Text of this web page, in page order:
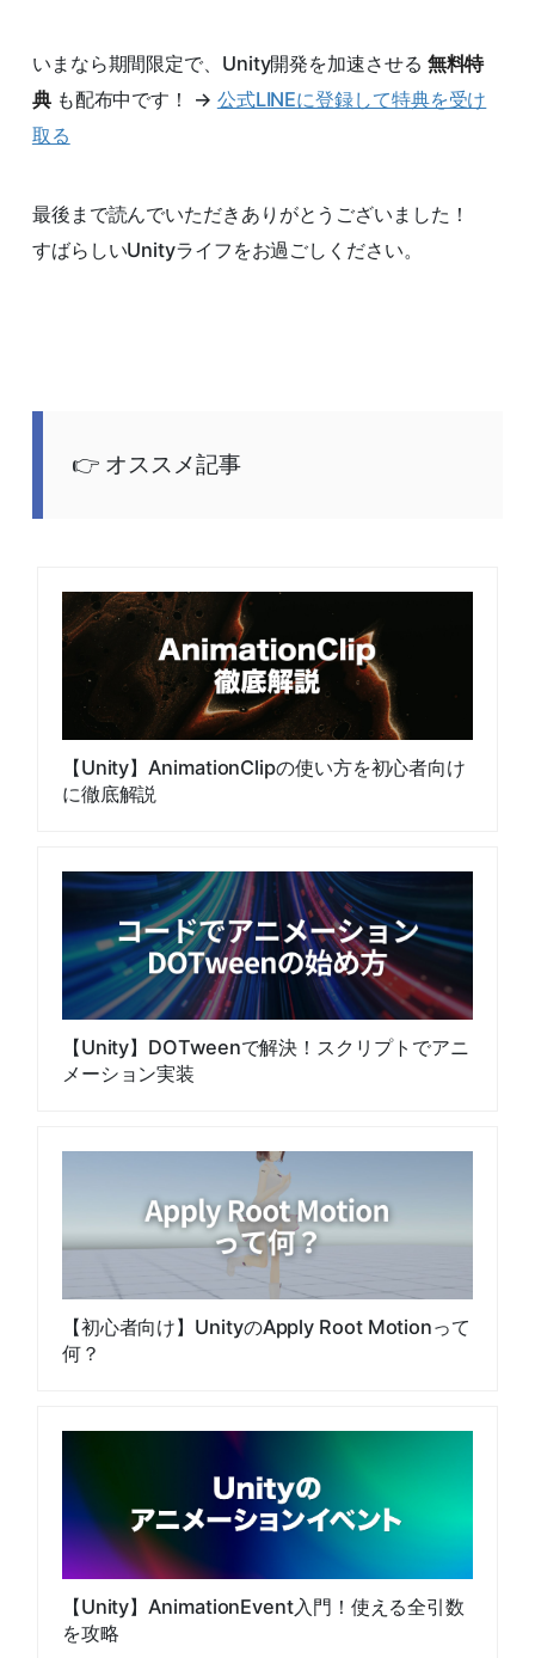
いまなら期間限定で、Unity開発を加速させる 無料特
典も配布中です！ → 公式LINEに登録して特典を受け
取る
最後まで読んでいただきありがとうございました！
すばらしいUnityライフをお過ごしください。
オススメ記事
【Unity】AnimationClipの使い方を初心者向け
に徹底解説
【Unity】DOTweenで解決！スクリプトでアニ
メーション実装
【初心者向け】UnityのApply Root Motionって
何？
【Unity】AnimationEvent入門！使える全引数
を攻略